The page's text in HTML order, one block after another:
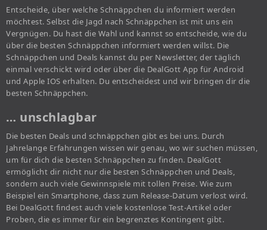
Entscheide, über welche Schnäppchen du informiert werden
möchtest. Selbst die Jagd nach Schnäppchen ist mit uns ein
Vergnügen. Du hast die Wahl und kannst so entscheide, wie du
über die besten Schnäppchen informiert werden willst. Die
Schnäppchen und Deals kannst du per Newsletter, der täglich
einmal verschickt wird oder über die DealGott App für Android
und Apple IOS erhalten. Du entscheidest und wir bringen dir die
besten Schnäppchen.
… unschlagbar
Die besten Deals und schnäppchen gibt es bei uns. Durch
Jahrelange Erfahrungen wissen wir genau, wo wir suchen müssen,
um für dich die besten Schnäppchen zu finden. DealGott
ermöglicht dir nicht nur die besten Schnäppchen und Deals,
sondern auch viele Gewinnspiele mit tollen Preise. Wie zum
Beispiel ein Smartphone, dass zum Release-Datum verlost wird.
Bei DealGott findest auch viele kostenlose Test-Artikel oder
Proben, die es immer für ein begrenztes Kontingent gibt.